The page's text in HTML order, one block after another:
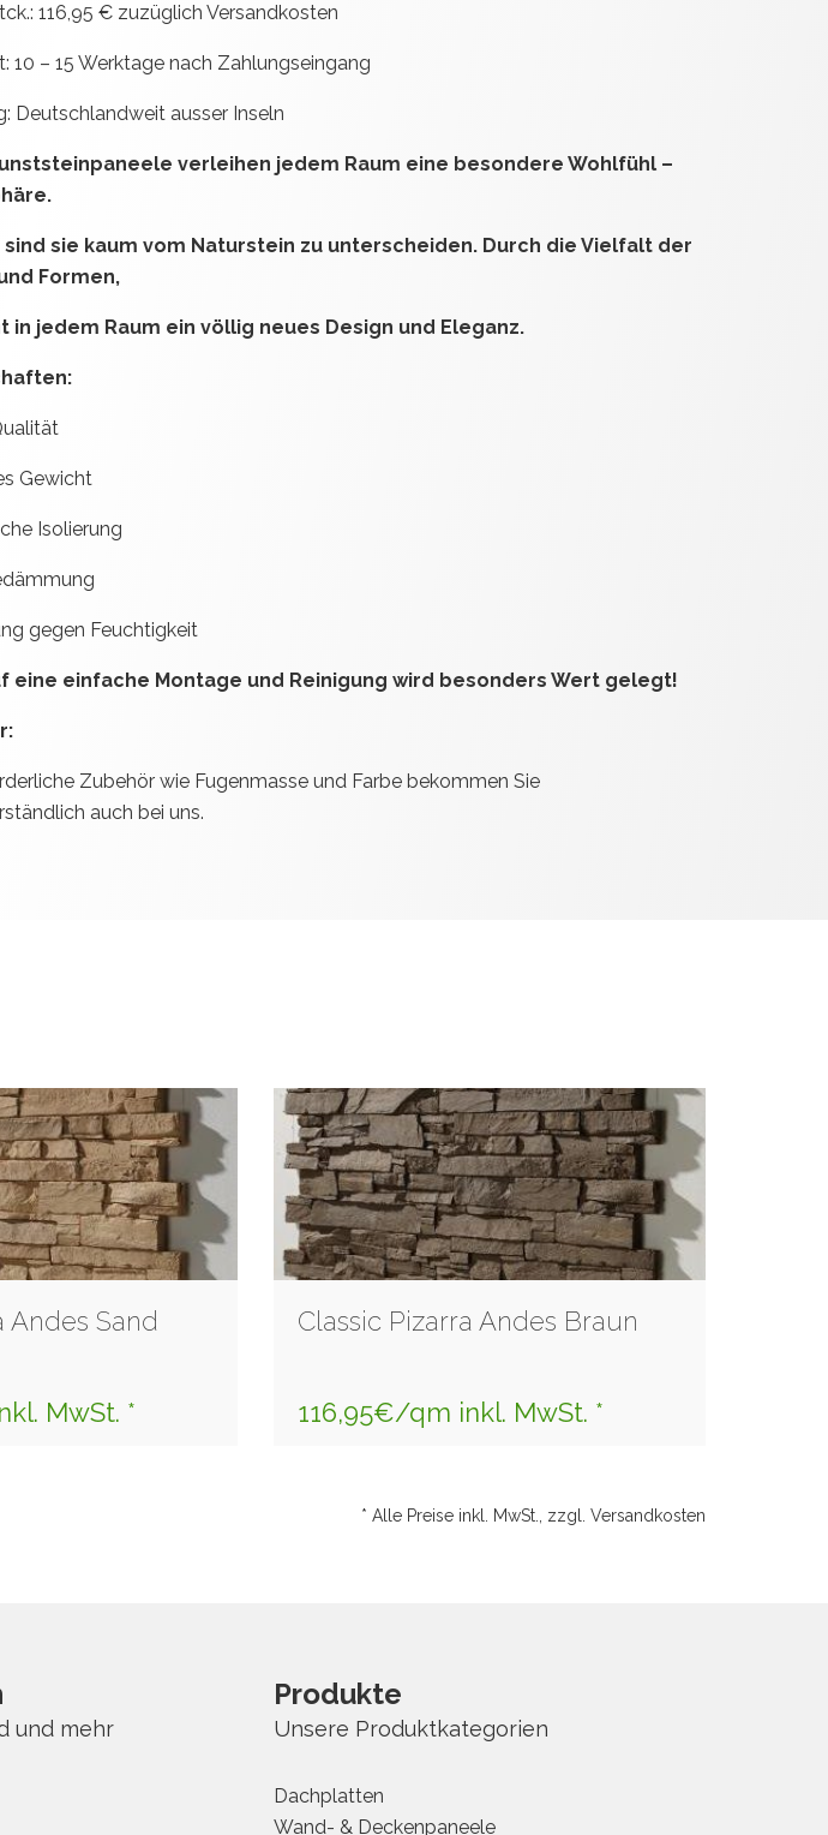
116,95 € zuzüglich Versandkosten
10 – 15 Werktage nach Zahlungseingang
Deutschlandweit ausser Inseln
verleihen jedem Raum eine besondere Wohlfühl –
sind sie kaum vom Naturstein zu unterscheiden. Durch die Vielfalt der
Formen,
in jedem Raum ein völlig neues Design und Eleganz.
Gewicht
Isolierung
gegen Feuchtigkeit
eine einfache Montage und Reinigung wird besonders Wert gelegt!
Zubehör wie Fugenmasse und Farbe bekommen Sie
auch bei uns.
Andes Sand
MwSt. *
Classic Pizarra Andes Braun
116,95€/qm inkl. MwSt. *
* Alle Preise inkl. MwSt., zzgl. Versandkosten
und mehr
Produkte
Unsere Produktkategorien
Dachplatten
Wand- & Deckenpaneele